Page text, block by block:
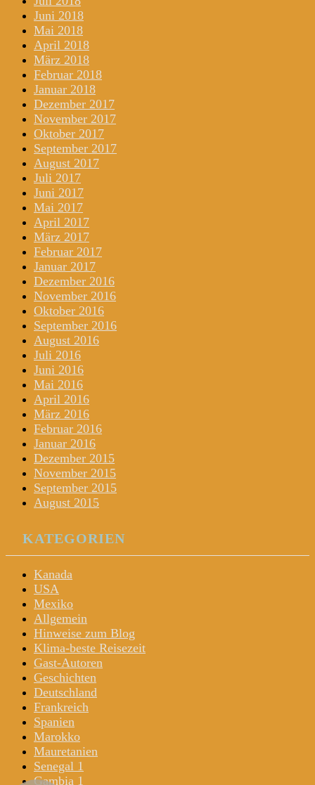
Juni 2018
Mai 2018
April 2018
März 2018
Februar 2018
Januar 2018
Dezember 2017
November 2017
Oktober 2017
September 2017
August 2017
Juli 2017
Juni 2017
Mai 2017
April 2017
März 2017
Februar 2017
Januar 2017
Dezember 2016
November 2016
Oktober 2016
September 2016
August 2016
Juli 2016
Juni 2016
Mai 2016
April 2016
März 2016
Februar 2016
Januar 2016
Dezember 2015
November 2015
September 2015
August 2015
KATEGORIEN
Kanada
USA
Mexiko
Allgemein
Hinweise zum Blog
Klima-beste Reisezeit
Gast-Autoren
Geschichten
Deutschland
Frankreich
Spanien
Marokko
Mauretanien
Senegal 1
Gambia 1